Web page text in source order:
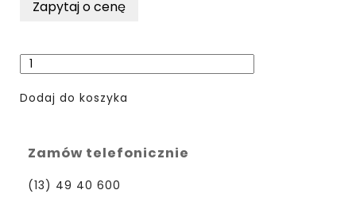
Dodaj do koszyka
Zamów telefonicznie
(13) 49 40 600